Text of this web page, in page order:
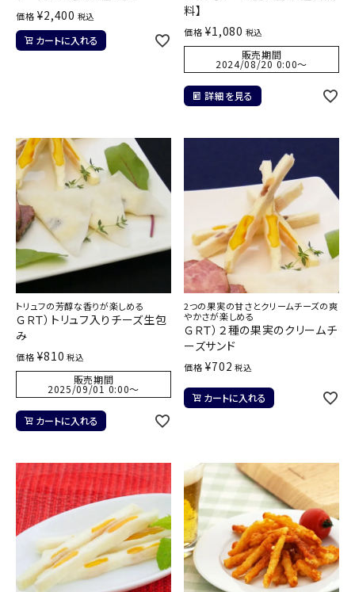
価格 ¥2,400 税込
カートに入れる
料】
価格 ¥1,080 税込
販売期間
2024/08/20 0:00〜
詳細を見る
トリュフの芳醇な香りが楽しめる
ＧＲＴ）トリュフ入りチーズ生包
み
価格 ¥810 税込
販売期間
2025/09/01 0:00〜
カートに入れる
2つの果実の甘さとクリームチーズの爽
やかさが楽しめる
ＧＲＴ）２種の果実のクリームチ
ーズサンド
価格 ¥702 税込
カートに入れる